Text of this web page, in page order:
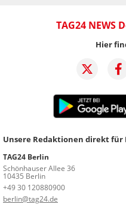
TAG24 NEWS
Hier
Unsere Redaktionen direkt für
TAG24 Berlin
Schönhauser Allee 36
10435 Berlin
+49 30 120880900
berlin@tag24.de